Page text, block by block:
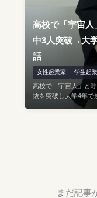
高校で「宇宙人
中3人突破→大
話
女性起業家 学生起業
高校で「宇宙人」と
抜を突破し大学4年で
まだ記事